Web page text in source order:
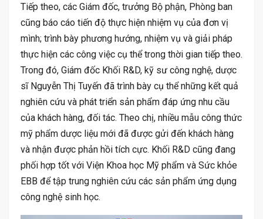
Tiếp theo, các Giám đốc, trưởng Bộ phận, Phòng ban
cũng báo cáo tiến độ thực hiện nhiệm vụ của đơn vị
mình; trình bày phương hướng, nhiệm vụ và giải pháp
thực hiện các công việc cụ thể trong thời gian tiếp theo.
Trong đó, Giám đốc Khối R&D, kỹ sư công nghệ, dược
sĩ Nguyễn Thị Tuyến đã trình bày cụ thể những kết quả
nghiên cứu và phát triển sản phẩm đáp ứng nhu cầu
của khách hàng, đối tác. Theo chị, nhiều mẫu công thức
mỹ phẩm dược liệu mới đã được gửi đến khách hàng
và nhận được phản hồi tích cực. Khối R&D cũng đang
phối hợp tốt với Viện Khoa học Mỹ phẩm và Sức khỏe
EBB để tập trung nghiên cứu các sản phẩm ứng dụng
công nghệ sinh học.